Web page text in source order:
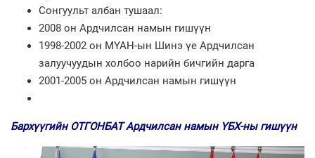
Сонгуульт албан тушаал:
2008 он Ардчилсан намын гишүүн
1998-2002 он МҮАН-ын Шинэ үе Ардчилсан
залуучуудын холбоо нарийн бичгийн дарга
2001-2005 он Ардчилсан намын гишүүн
Бархүүгийн ОТГОНБАТ Ардчилсан намын ҮБХ-ны гишүүн